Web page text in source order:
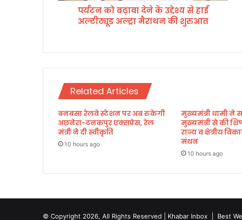
श्य
अ
ट्यू
ड
अ
ल्ट्रा
थ
रु
पर्यटन को बढ़ावा देने के उद्देश्य से हाई
अल्टीट्यूड अल्ट्रा मैराथन की शुरुआत
Related Articles
बनबसा रेलवे स्टेशन पर अब रुकेगी
अछनेरा-टनकपुर एक्सप्रेस, रेल
मंत्री ने दी स्वीकृति
10 hours ago
मुख्यमंत्री धामी ने
मुख्यमंत्री से की
राज्य व क्षेत्रीय
मंथन
10 hours ago
© Copyright 2026, All Rights Reserved | Khabar Inbox | Best